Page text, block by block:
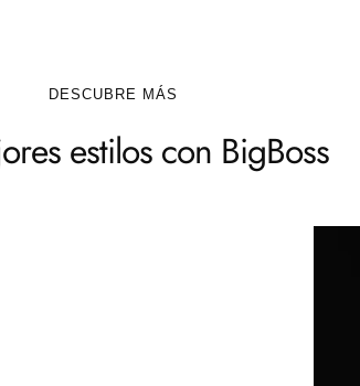
DESCUBRE MÁS
estilos con BigBoss